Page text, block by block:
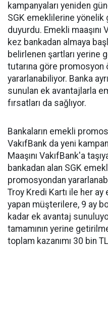
kampanyaları yeniden
SGK emeklilerine
duyurdu. Emekli maaşını
kez bankadan almaya
belirlenen şartları yerine
tutarına göre promosyon
yararlanabiliyor. Banka
sunulan ek avantajlarla
fırsatları da sağlıyor.
Bankaların emekli
VakıfBank da yeni
Maaşını VakıfBank'a
bankadan alan SGK
promosyondan
Troy Kredi Kartı ile her
yapan müşterilere, 9 ay
kadar ek avantaj
tamamının yerine
toplam kazanımı 30 bin